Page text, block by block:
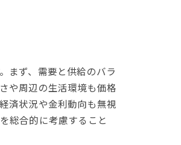
まず、需要と供給のバラ
や周辺の生活環境も価格
済状況や金利動向も無視
総合的に考慮すること